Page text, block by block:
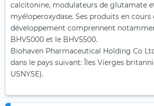
calcitonine, modulateurs de glutamate
myéloperoxydase. Ses produits en cours
développement comprennent
BHV5000 et le BHV5500.
Biohaven Pharmaceutical Holding Co
dans le pays suivant: Îles Vierges
USNYSE).